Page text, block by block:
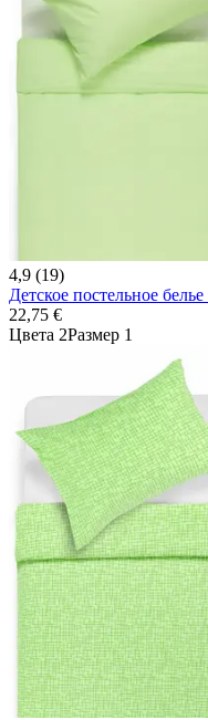
4,9 (19)
Детское постельное
22,75 €
Цвета 2Размер 1